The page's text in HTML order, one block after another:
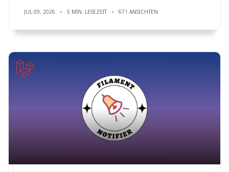
JUL 09, 2026 5 MIN. LESEZEIT 671 ANSICHTEN